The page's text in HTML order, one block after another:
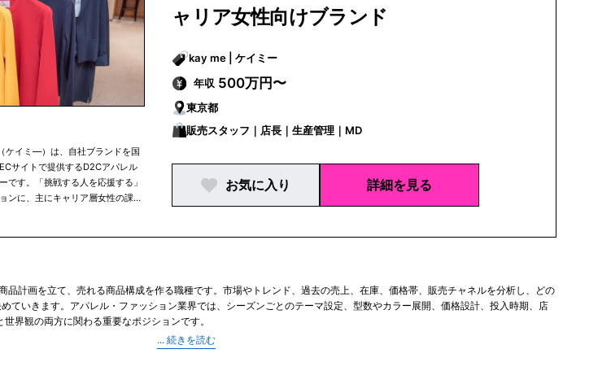
ケイミ―）は、自社ブランドを国
サイトで提供するD2Cアパレル
です。「挑戦する人を応援する」
ンに、主にキャリア層女性の課題
トレッチする】素材にこだわって
、全てのアイテムは日本製です。
ャリア女性向けブランド
kay me | ケイミー
年収 500万円〜
東京都
販売スタッフ｜店長｜生産管理｜MD
お気に入り 詳細を見る
品計画を立て、売れる商品構成を作る職種です。市場やトレンド、過去の売上、在庫、価格帯、販売チャネルを分析し、どの
ていきます。アパレル・ファッション業界では、シーズンごとのテーマ設定、型数やカラー展開、価格設計、投入時期、店
界観の両方に関わる重要なポジションです。
ザイナー、パタンナー、生産管理、営業、VMD、PR、店舗スタッフなど多くの職種と連携し、企画した商品が実際に売れる